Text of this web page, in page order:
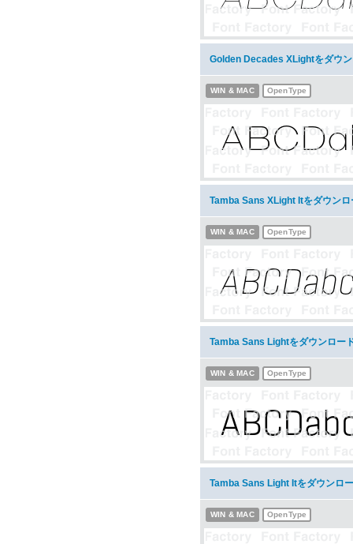
Golden Decades XLightをダウ
WIN & MAC OpenType
Tamba Sans XLight Itをダウンロ
WIN & MAC OpenType
Tamba Sans Lightをダウンロー
WIN & MAC OpenType
Tamba Sans Light Itをダウンロ
WIN & MAC OpenType